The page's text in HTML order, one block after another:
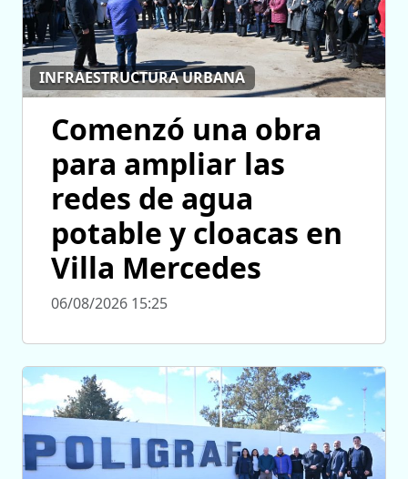
INFRAESTRUCTURA URBANA
Comenzó una obra
para ampliar las
redes de agua
potable y cloacas en
Villa Mercedes
06/08/2026 15:25